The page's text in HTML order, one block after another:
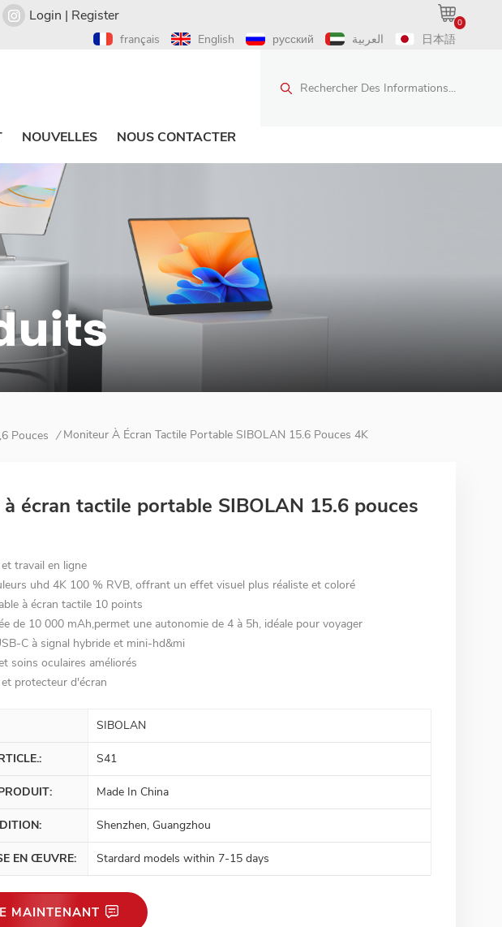
0
Login | Register
français English русский العربية 日本語
Rechercher Des Informations...
NOUVELLES NOUS CONTACTER
Pouces / Moniteur À Écran Tactile Portable SIBOLAN 15.6 Pouces 4K
écran tactile portable SIBOLAN 15.6 pouces
travail en ligne
uhd 4K 100 % RVB, offrant un effet visuel plus réaliste et coloré
à écran tactile 10 points
de 10 000 mAh,permet une autonomie de 4 à 5h, idéale pour voyager
C à signal hybride et mini-hd&mi
soins oculaires améliorés
protecteur d'écran
SIBOLAN
S41
Made In China
Shenzhen, Guangzhou
EN ŒUVRE: Stardard models within 7-15 days
MAINTENANT